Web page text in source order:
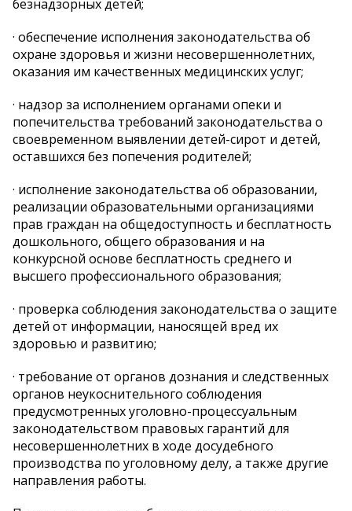
безнадзорных детей;
· обеспечение исполнения законодательства об
охране здоровья и жизни несовершеннолетних,
оказания им качественных медицинских услуг;
· надзор за исполнением органами опеки и
попечительства требований законодательства о
своевременном выявлении детей-сирот и детей,
оставшихся без попечения родителей;
· исполнение законодательства об образовании,
реализации образовательными организациями
прав граждан на общедоступность и бесплатность
дошкольного, общего образования и на
конкурсной основе бесплатность среднего и
высшего профессионального образования;
· проверка соблюдения законодательства о защите
детей от информации, наносящей вред их
здоровью и развитию;
· требование от органов дознания и следственных
органов неукоснительного соблюдения
предусмотренных уголовно-процессуальным
законодательством правовых гарантий для
несовершеннолетних в ходе досудебного
производства по уголовному делу, а также другие
направления работы.